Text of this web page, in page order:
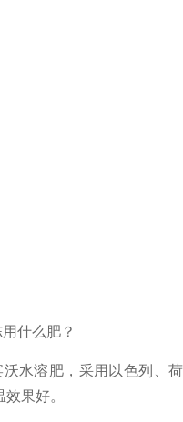
什么肥？
沃水溶肥，采用以色列、
果好。